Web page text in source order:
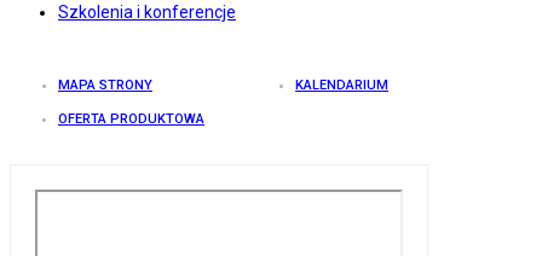
Szkolenia i konferencje
MAPA STRONY KALENDARIUM
OFERTA PRODUKTOWA